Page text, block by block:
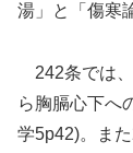
湯」と「傷寒
242条では、
ら胸膈心下へ
学5p42)。ま